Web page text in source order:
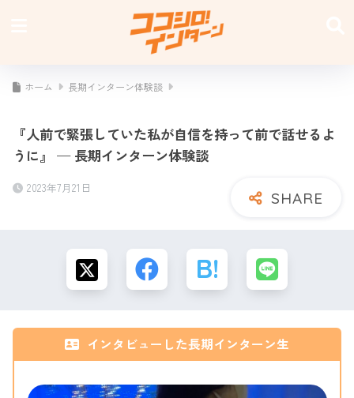
ホーム 長期インターン体験談
『人前で緊張していた私が自信を持って前で話せるよ
うに』 — 長期インターン体験談
2023年7月21日
インタビューした長期インターン生